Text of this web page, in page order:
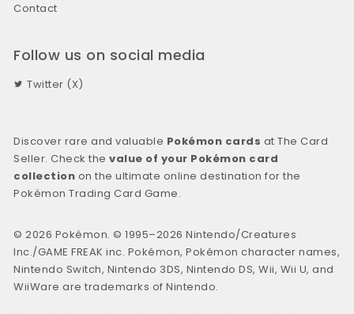
Contact
Follow us on social media
Twitter (X)
Discover rare and valuable Pokémon cards at The Card
Seller. Check thevalue of your Pokémon card
collection on the ultimate online destination for the
Pokémon Trading Card Game.
© 2026 Pokémon. © 1995–2026 Nintendo/Creatures
Inc./GAME FREAK inc. Pokémon, Pokémon character names,
Nintendo Switch, Nintendo 3DS, Nintendo DS, Wii, Wii U, and
WiiWare are trademarks of Nintendo.